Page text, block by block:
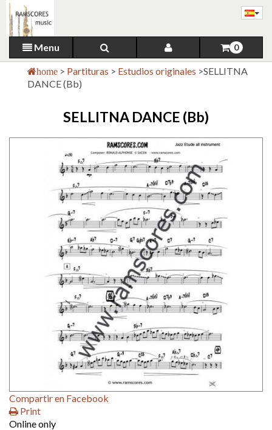
Menu 0
home > Partituras > Estudios originales >SELLITNA
DANCE (Bb)
SELLITNA DANCE (Bb)
Compartir en Facebook
Print
Online only